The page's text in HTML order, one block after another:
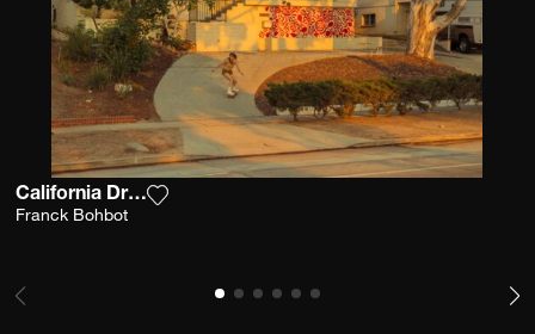
California Dreaming
Franck Bohbot